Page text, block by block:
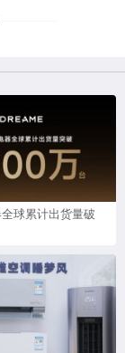
球累计出货量破